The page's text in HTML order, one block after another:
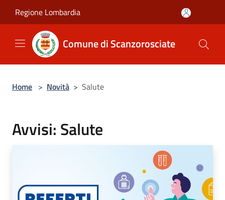
Regione Lombardia
Comune di Scanzorosciate
Home > Novità > Salute
Avvisi: Salute